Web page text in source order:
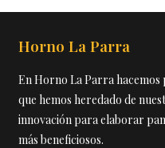
Horno La Parra
En Horno La Parra hacemos
que hemos heredado de
innovación para elaborar
más beneficiosos.